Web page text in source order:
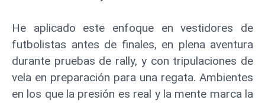
He aplicado este enfoque en vestidores de
futbolistas antes de finales, en plena aventura
durante pruebas de rally, y con tripulaciones de
vela en preparación para una regata. Ambientes
en los que la presión es real y la mente marca la